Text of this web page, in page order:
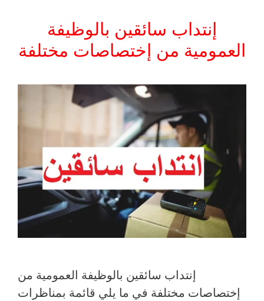
إنتداب سائقين بالوظيفة
العمومية من إختصاصات مختلفة
إنتداب سائقين بالوظيفة العمومية من
إختصاصات مختلفة في ما يلي قائمة بمناظرات